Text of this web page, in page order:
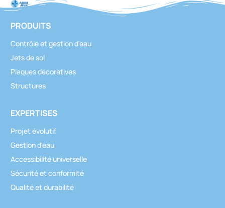
PRODUITS
Contrôle et gestion d'eau
Jets de sol
Plaques décoratives
Structures
EXPERTISES
Projet évolutif
Gestion d'eau
Accessibilité universelle
Sécurité et conformité
Qualité et durabilité